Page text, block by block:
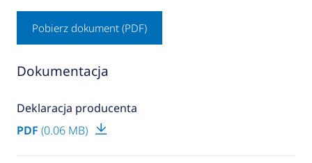
Pobierz dokument (PDF)
Dokumentacja
Deklaracja producenta
PDF (0.06 MB)